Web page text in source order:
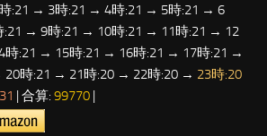
:21 → 3時:21 → 4時:21 → 5時:21 → 6
→ 9時:21 → 10時:21 → 11時:21 → 12
:21 → 15時:21 → 16時:21 → 17時:21 →
20時:21 → 21時:20 → 22時:20 → 23時:20
| 合算: 99770 |